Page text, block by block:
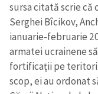
sursa citată scrie că
Serghei Bîcikov,
ianuarie-februarie
armatei ucrainene
fortificații pe
scop, ei au ordonat